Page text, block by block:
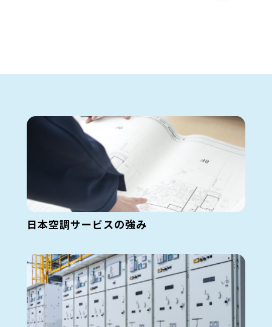
日本空調サービスの強み